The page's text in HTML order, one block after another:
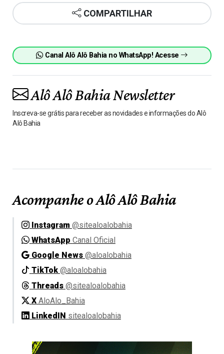
COMPARTILHAR
Canal Alô Alô Bahia no WhatsApp! Acesse
Alô Alô Bahia Newsletter
Inscreva-se grátis para receber as novidades e informações do Alô
Alô Bahia
Acompanhe o Alô Alô Bahia
Instagram @sitealoalobahia
WhatsApp Canal Oficial
Google News @aloalobahia
TikTok @aloalobahia
Threads @sitealoalobahia
X AloAlo_Bahia
LinkedIN sitealoalobahia